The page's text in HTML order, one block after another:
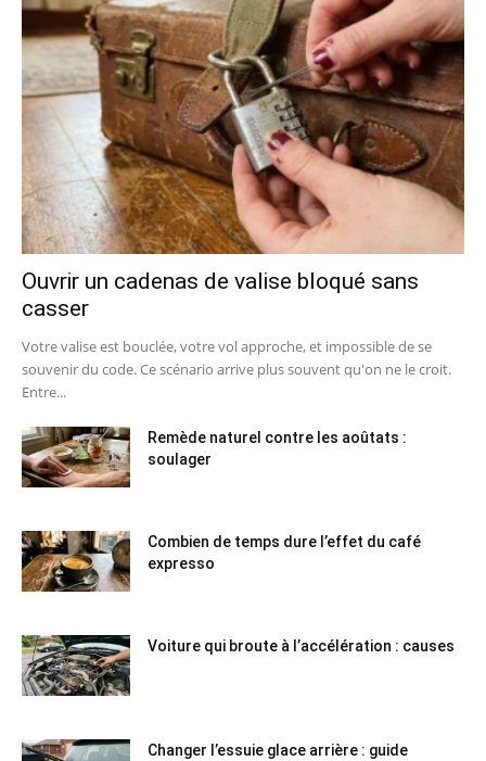
Ouvrir un cadenas de valise bloqué sans
casser
Votre valise est bouclée, votre vol approche, et impossible de se
souvenir du code. Ce scénario arrive plus souvent qu'on ne le croit.
Entre...
Remède naturel contre les aoûtats :
soulager
Combien de temps dure l’effet du café
expresso
Voiture qui broute à l’accélération : causes
Changer l’essuie glace arrière : guide